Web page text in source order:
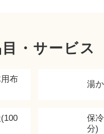
・サービス
布
湯
保
分)